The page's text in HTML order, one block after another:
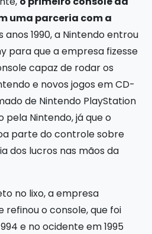
uma parceria com a
anos 1990, a Nintendo entrou
para que a empresa fizesse
capaz de rodar os
e novos jogos em CD-
de Nintendo PlayStation
Nintendo, já que o
parte do controle sobre
dos lucros nas mãos da
no lixo, a empresa
o console, que foi
e no ocidente em 1995